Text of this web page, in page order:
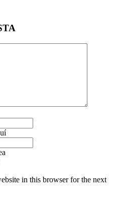
in this browser for the next